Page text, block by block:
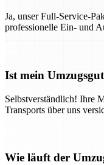
Ja, unser Full-Service-
professionelle Ein- und
Ist mein
Selbstverständlich! Ihre
Transports über uns
Wie läuft der